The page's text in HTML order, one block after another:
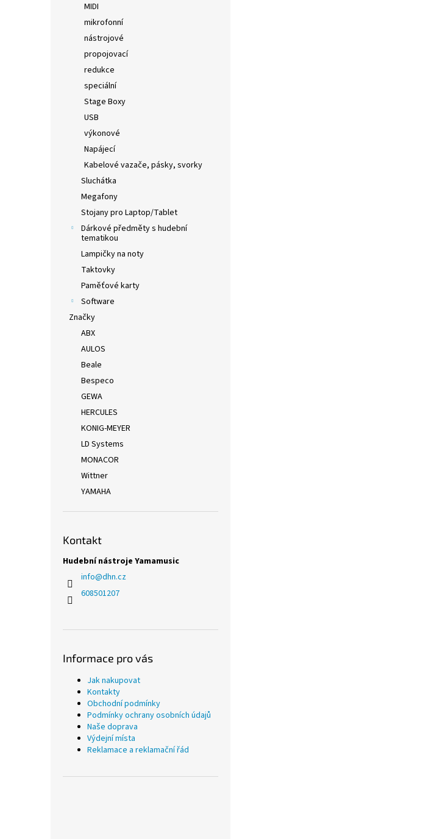
MIDI
mikrofonní
nástrojové
propojovací
redukce
speciální
Stage Boxy
USB
výkonové
Napájecí
Kabelové vazače, pásky, svorky
Sluchátka
Megafony
Stojany pro Laptop/Tablet
Dárkové předměty s hudební
tematikou
Lampičky na noty
Taktovky
Paměťové karty
Software
Značky
ABX
AULOS
Beale
Bespeco
GEWA
HERCULES
KONIG-MEYER
LD Systems
MONACOR
Wittner
YAMAHA
Kontakt
Hudební nástroje Yamamusic
info@dhn.cz
608501207
Informace pro vás
Jak nakupovat
Kontakty
Obchodní podmínky
Podmínky ochrany osobních údajů
Naše doprava
Výdejní místa
Reklamace a reklamační řád